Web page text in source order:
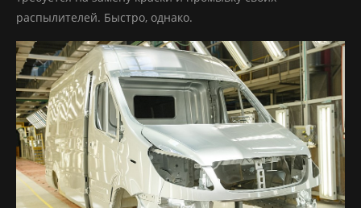
распылителей. Быстро, однако.